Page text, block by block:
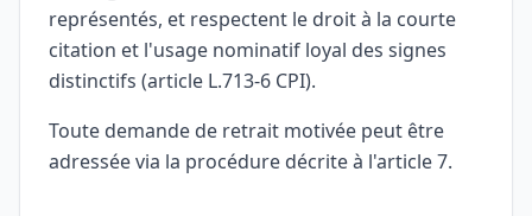
représentés, et respectent le droit à la courte
citation et l'usage nominatif loyal des signes
distinctifs (article L.713-6 CPI).
Toute demande de retrait motivée peut être
adressée via la procédure décrite à l'article 7.